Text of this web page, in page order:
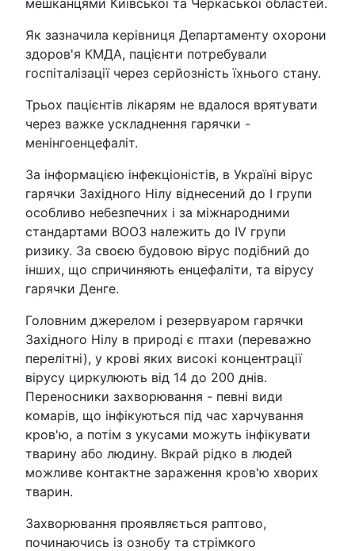
Як зазначила керівниця Департаменту охорони
здоров'я КМДА, пацієнти потребували
госпіталізації через серйозність їхнього стану.
Трьох пацієнтів лікарям не вдалося врятувати
через важке ускладнення гарячки -
менінгоенцефаліт.
За інформацією інфекціоністів, в Україні вірус
гарячки Західного Нілу віднесений до I групи
особливо небезпечних і за міжнародними
стандартами ВООЗ належить до IV групи
ризику. За своєю будовою вірус подібний до
інших, що спричиняють енцефаліти, та вірусу
гарячки Денге.
Головним джерелом і резервуаром гарячки
Західного Нілу в природі є птахи (переважно
перелітні), у крові яких високі концентрації
вірусу циркулюють від 14 до 200 днів.
Переносники захворювання - певні види
комарів, що інфікуються під час харчування
кров'ю, а потім з укусами можуть інфікувати
тварину або людину. Вкрай рідко в людей
можливе контактне зараження кров'ю хворих
тварин.
Захворювання проявляється раптово,
починаючись із ознобу та стрімкого